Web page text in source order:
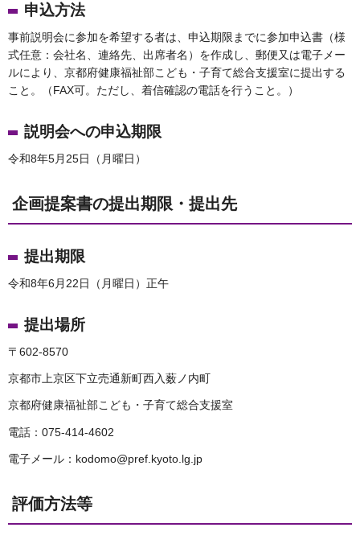
申込方法
事前説明会に参加を希望する者は、申込期限までに参加申込書（様
式任意：会社名、連絡先、出席者名）を作成し、郵便又は電子メー
ルにより、京都府健康福祉部こども・子育て総合支援室に提出する
こと。（FAX可。ただし、着信確認の電話を行うこと。）
説明会への申込期限
令和8年5月25日（月曜日）
企画提案書の提出期限・提出先
提出期限
令和8年6月22日（月曜日）正午
提出場所
〒602-8570
京都市上京区下立売通新町西入薮ノ内町
京都府健康福祉部こども・子育て総合支援室
電話：075-414-4602
電子メール：kodomo@pref.kyoto.lg.jp
評価方法等